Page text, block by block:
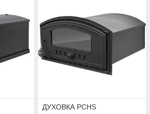
ДУХОВКА PCHS